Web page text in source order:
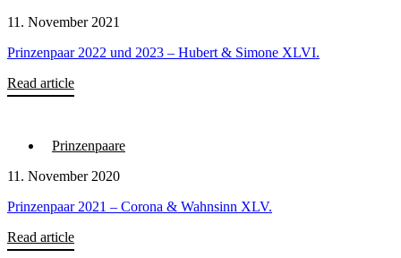
11. November 2021
Prinzenpaar 2022 und 2023 – Hubert & Simone XLVI.
Read article
Prinzenpaare
11. November 2020
Prinzenpaar 2021 – Corona & Wahnsinn XLV.
Read article